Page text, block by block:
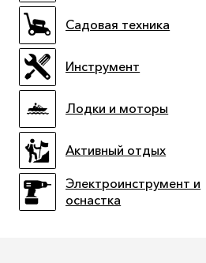
Садовая техника
Инструмент
Лодки и моторы
Активный отдых
Электроинструмент и
оснастка